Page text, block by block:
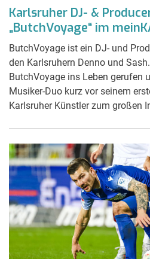
Karlsruher DJ- &
„ButchVoyage“ im
ButchVoyage ist ein DJ- und
den Karlsruhern Denno und
ButchVoyage ins Leben gerufen
Musiker-Duo kurz vor seinem
Karlsruher Künstler zum großen